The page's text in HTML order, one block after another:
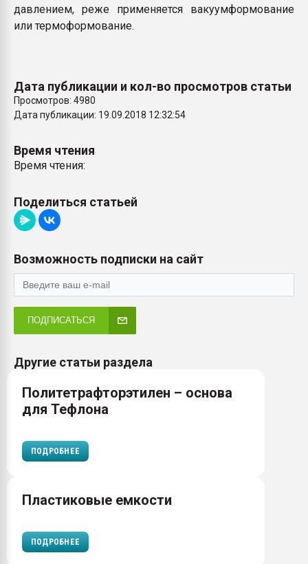
давлением, реже применяется вакуумформование
или термоформование.
Дата публикации и кол-во просмотров статьи
Просмотров: 4980
Дата публикации: 19.09.2018 12:32:54
Время чтения
Время чтения:
Поделиться статьей
Возможность подписки на сайт
ПОДПИСАТЬСЯ
Другие статьи раздела
Политетрафторэтилен – основа
для Тефлона
ПОДРОБНЕЕ
Пластиковые емкости
ПОДРОБНЕЕ